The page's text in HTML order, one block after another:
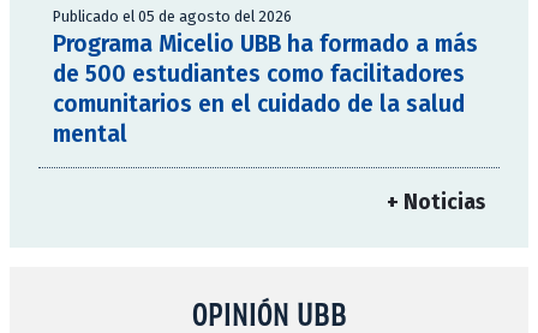
Publicado el 05 de agosto del 2026
Programa Micelio UBB ha formado a más
de 500 estudiantes como facilitadores
comunitarios en el cuidado de la salud
mental
+ Noticias
OPINIÓN UBB